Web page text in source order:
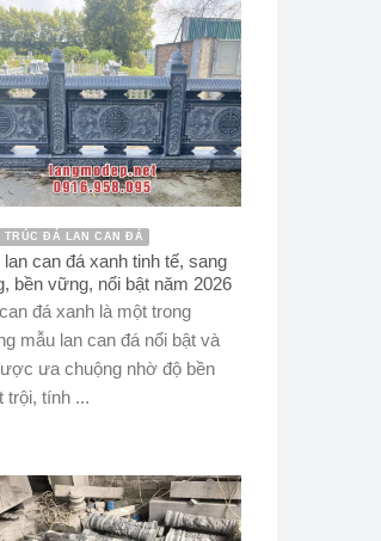
TRÚC ĐÁ LAN CAN ĐÁ
lan can đá xanh tinh tế, sang
bền vững, nổi bật năm 2026
đá xanh là một trong
mẫu lan can đá nổi bật và
ưa chuộng nhờ độ bền
trội, tính ...